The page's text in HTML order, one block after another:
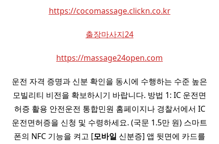
https://cocomassage.clickn.co.kr
출장마사지24
https://massage24open.com
운전 자격 증명과 신분 확인을 동시에 수행하는 수준 높은
모빌리티 비전을 확보하시기 바랍니다. 방법 1: IC 운전면
허증 활용 안전운전 통합민원 홈페이지나 경찰서에서 IC
운전면허증을 신청 및 수령하세요. (국문 1.5만 원) 스마트
폰의 NFC 기능을 켜고 [모바일 신분증] 앱 뒷면에 카드를